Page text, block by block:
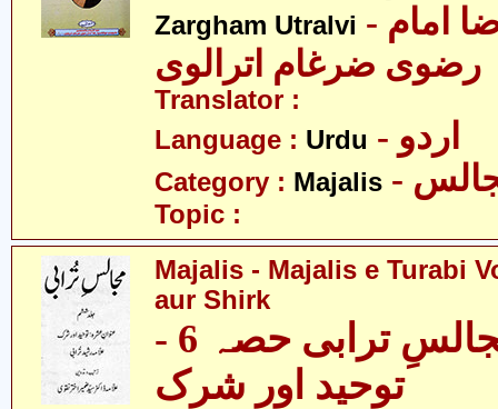
Zargham Utralvi - مولانا سید رضا امام
رضوی ضرغام اترالوی
Translator :
Language : Urdu - اردو
Category : Majalis
Topic :
Majalis - Majalis e Turabi
aur Shirk
مجالس - مجالسِ ترابی حصہ 6 -
توحید اور شرک